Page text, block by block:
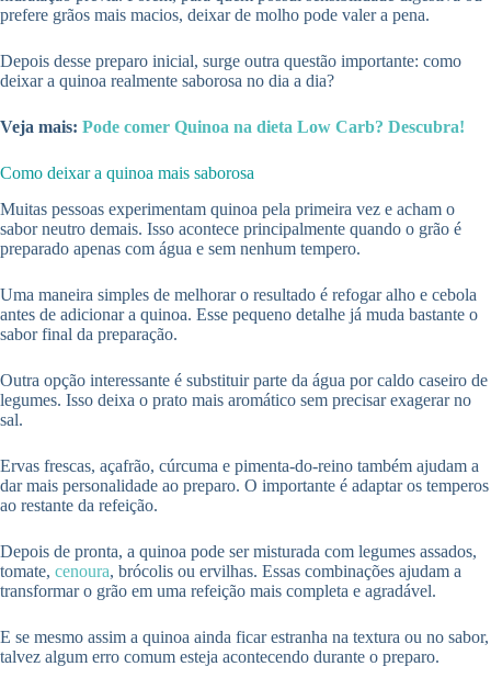
prefere grãos mais macios, deixar de molho pode valer a pena.
Depois desse preparo inicial, surge outra questão importante: como
deixar a quinoa realmente saborosa no dia a dia?
Veja mais: Pode comer Quinoa na dieta Low Carb? Descubra!
Como deixar a quinoa mais saborosa
Muitas pessoas experimentam quinoa pela primeira vez e acham o
sabor neutro demais. Isso acontece principalmente quando o grão é
preparado apenas com água e sem nenhum tempero.
Uma maneira simples de melhorar o resultado é refogar alho e cebola
antes de adicionar a quinoa. Esse pequeno detalhe já muda bastante o
sabor final da preparação.
Outra opção interessante é substituir parte da água por caldo caseiro de
legumes. Isso deixa o prato mais aromático sem precisar exagerar no
sal.
Ervas frescas, açafrão, cúrcuma e pimenta-do-reino também ajudam a
dar mais personalidade ao preparo. O importante é adaptar os temperos
ao restante da refeição.
Depois de pronta, a quinoa pode ser misturada com legumes assados,
tomate, cenoura, brócolis ou ervilhas. Essas combinações ajudam a
transformar o grão em uma refeição mais completa e agradável.
E se mesmo assim a quinoa ainda ficar estranha na textura ou no sabor,
talvez algum erro comum esteja acontecendo durante o preparo.